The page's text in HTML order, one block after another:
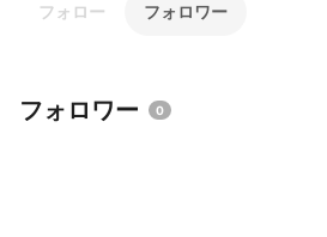
フォロー フォロワー
フォロワー 0